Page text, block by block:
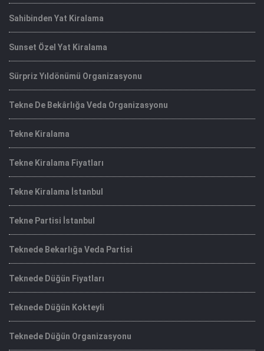
Sahibinden Yat Kiralama
Sunset Özel Yat Kiralama
Sürpriz Yıldönümü Organizasyonu
Tekne De Bekârlığa Veda Organizasyonu
Tekne Kiralama
Tekne Kiralama Fiyatları
Tekne Kiralama İstanbul
Tekne Partisi İstanbul
Teknede Bekarlığa Veda Partisi
Teknede Düğün Fiyatları
Teknede Düğün Kokteyli
Teknede Düğün Organizasyonu